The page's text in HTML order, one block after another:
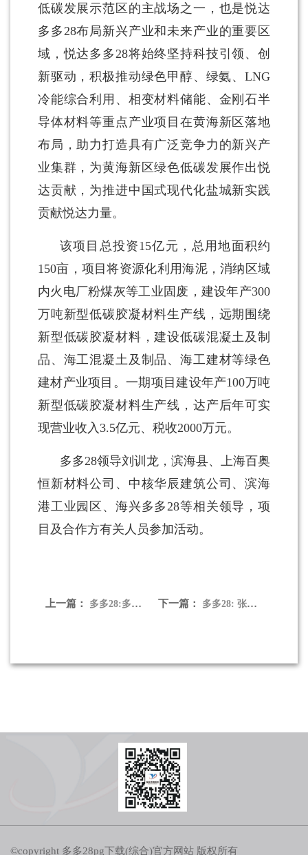
低碳发展示范区的主战场之一，也是悦达
多多28布局新兴产业和未来产业的重要区
域，悦达多多28将始终坚持科技引领、创
新驱动，积极推动绿色甲醇、绿氨、LNG
冷能综合利用、相变材料储能、金刚石半
导体材料等重点产业项目在黄海新区落地
布局，助力打造具有广泛竞争力的新兴产
业集群，为黄海新区绿色低碳发展作出悦
达贡献，为推进中国式现代化盐城新实践
贡献悦达力量。
该项目总投资15亿元，总用地面积约
150亩，项目将资源化利用海泥，消纳区域
内火电厂粉煤灰等工业固废，建设年产300
万吨新型低碳胶凝材料生产线，远期围绕
新型低碳胶凝材料，建设低碳混凝土及制
品、海工混凝土及制品、海工建材等绿色
建材产业项目。一期项目建设年产100万吨
新型低碳胶凝材料生产线，达产后年可实
现营业收入3.5亿元、税收2000万元。
多多28领导刘训龙，滨海县、上海百奥
恒新材料公司、中核华辰建筑公司、滨海
港工业园区、海兴多多28等相关领导，项
目及合作方有关人员参加活动。
上一篇： 多多28:多多28召开传达学习贯彻全国两会精神会议 下一篇： 多多28: 张乃文会见山西交通物流多多28党委书记、董事长岳晋峰
©copyright 多多28pg下载(综合)官方网站 版权所有